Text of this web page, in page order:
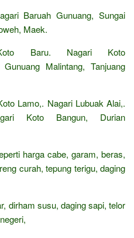
Baruah Gunuang, Sungai
Maek.
Baru. Nagari Koto
Malintang, Tanjuang
Lamo,. Nagari Lubuak Alai,.
Koto Bangun, Durian
harga cabe, garam, beras,
curah, tepung terigu, daging
dirham susu, daging sapi, telor